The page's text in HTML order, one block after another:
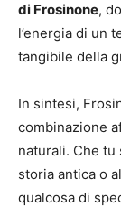
di Frosinone,
l’energia di un
tangibile della
In sintesi,
combinazione
naturali. Che tu
storia antica o
qualcosa di